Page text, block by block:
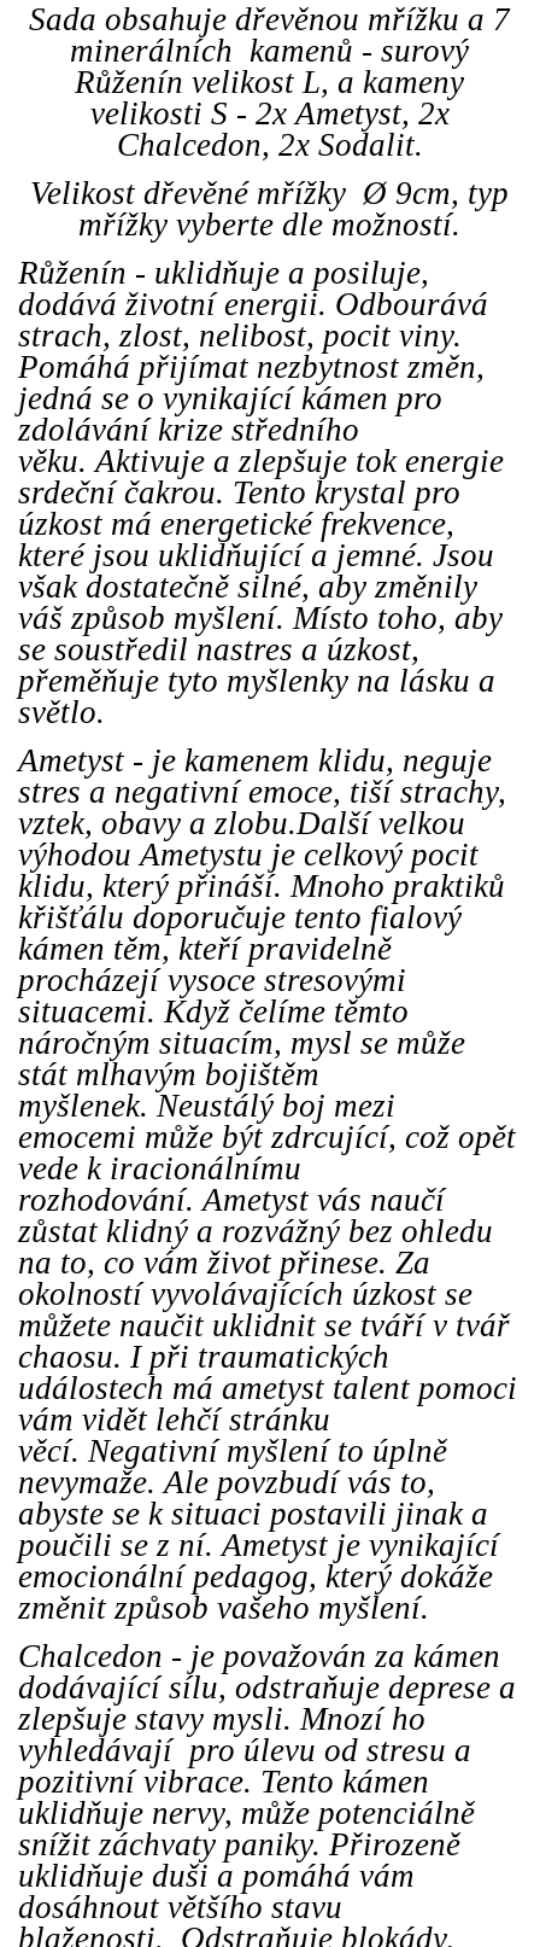
Sada obsahuje dřevěnou mřížku a 7
minerálních kamenů - surový
Růženín velikost L, a kameny
velikosti S - 2x Ametyst, 2x
Chalcedon, 2x Sodalit.
Velikost dřevěné mřížky Ø 9cm, typ
mřížky vyberte dle možností.
Růženín - uklidňuje a posiluje,
dodává životní energii. Odbourává
strach, zlost, nelibost, pocit viny.
Pomáhá přijímat nezbytnost změn,
jedná se o vynikající kámen pro
zdolávání krize středního
věku. Aktivuje a zlepšuje tok energie
srdeční čakrou. Tento krystal pro
úzkost má energetické frekvence,
které jsou uklidňující a jemné. Jsou
však dostatečně silné, aby změnily
váš způsob myšlení. Místo toho, aby
se soustředil nastres a úzkost,
přeměňuje tyto myšlenky na lásku a
světlo.
Ametyst - je kamenem klidu, neguje
stres a negativní emoce, tiší strachy,
vztek, obavy a zlobu.Další velkou
výhodou Ametystu je celkový pocit
klidu, který přináší. Mnoho praktiků
křišťálu doporučuje tento fialový
kámen těm, kteří pravidelně
procházejí vysoce stresovými
situacemi. Když čelíme těmto
náročným situacím, mysl se může
stát mlhavým bojištěm
myšlenek. Neustálý boj mezi
emocemi může být zdrcující, což opět
vede k iracionálnímu
rozhodování. Ametyst vás naučí
zůstat klidný a rozvážný bez ohledu
na to, co vám život přinese. Za
okolností vyvolávajících úzkost se
můžete naučit uklidnit se tváří v tvář
chaosu. I při traumatických
událostech má ametyst talent pomoci
vám vidět lehčí stránku
věcí. Negativní myšlení to úplně
nevymaže. Ale povzbudí vás to,
abyste se k situaci postavili jinak a
poučili se z ní. Ametyst je vynikající
emocionální pedagog, který dokáže
změnit způsob vašeho myšlení.
Chalcedon - je považován za kámen
dodávající sílu, odstraňuje deprese a
zlepšuje stavy mysli. Mnozí ho
vyhledávají pro úlevu od stresu a
pozitivní vibrace. Tento kámen
uklidňuje nervy, může potenciálně
snížit záchvaty paniky. Přirozeně
uklidňuje duši a pomáhá vám
dosáhnout většího stavu
blaženosti. Odstraňuje blokády,